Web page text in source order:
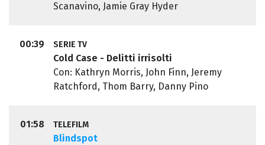
Scanavino, Jamie Gray Hyder
00:39 SERIE TV
Cold Case - Delitti irrisolti
Con: Kathryn Morris, John Finn, Jeremy
Ratchford, Thom Barry, Danny Pino
01:58 TELEFILM
Blindspot